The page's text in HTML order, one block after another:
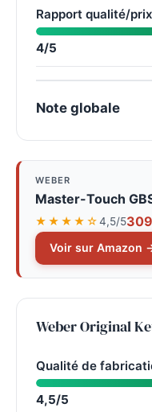
Rapport qualité/prix
4/5
Note globale
WEBER
Master-Touch
★★★★☆4,5/5
Voir sur Amazon
Weber Original
Qualité de
4,5/5